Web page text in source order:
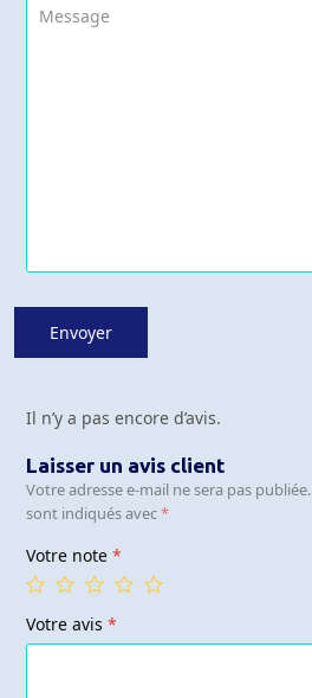
Il n’y a pas encore d’avis.
Laisser un avis client
Votre adresse e-mail ne sera pas publiée.
sont indiqués avec*
Votre note*
Votre avis*